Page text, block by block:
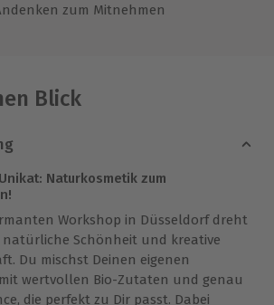
zum Mitnehmen
Blick
Naturkosmetik zum
Workshop in Düsseldorf dreht
natürliche Schönheit und kreative
Du mischst Deinen eigenen
wertvollen Bio-Zutaten und genau
die perfekt zu Dir passt. Dabei